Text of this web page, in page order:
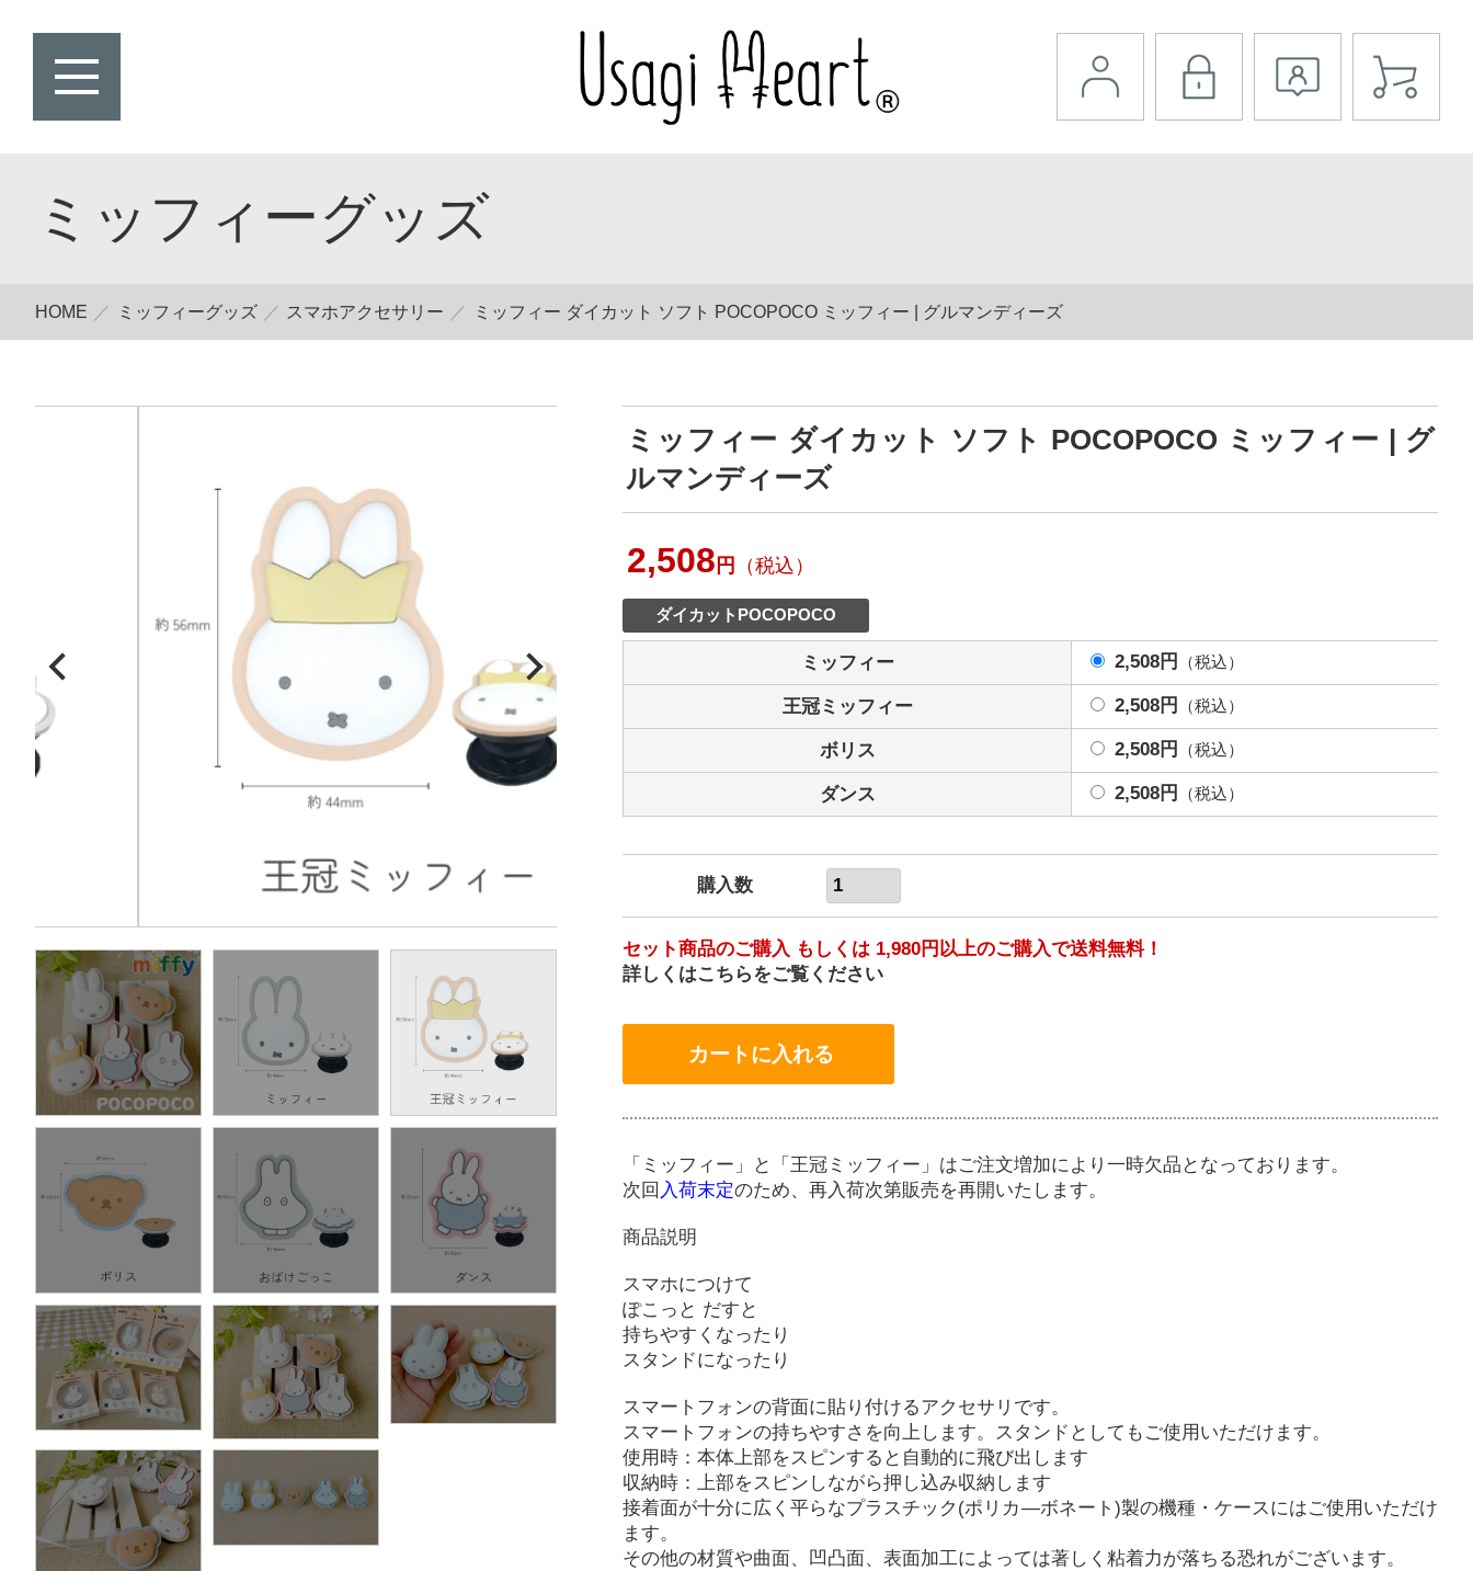
ミッフィーグッズ
HOME ミッフィーグッズ スマホアクセサリー ミッフィー ダイカット ソフト POCOPOCO ミッフィー | グルマンディーズ
ミッフィー ダイカット ソフト POCOPOCO ミッフィー | グ
ルマンディーズ
2,508 円 （税込）
ダイカットPOCOPOCO
ミッフィー 2,508円 （税込）
王冠ミッフィー 2,508円 （税込）
ボリス 2,508円 （税込）
ダンス 2,508円 （税込）
購入数
セット商品のご購入 もしくは 1,980円以上のご購入で送料無料！
詳しくはこちらをご覧ください
「ミッフィー」と「王冠ミッフィー」はご注文増加により一時欠品となっております。
次回 入荷末定のため、再入荷次第販売を再開いたします。
商品説明
スマホにつけて
ぽこっと だすと
持ちやすくなったり
スタンドになったり
スマートフォンの背面に貼り付けるアクセサリです。
スマートフォンの持ちやすさを向上します。スタンドとしてもご使用いただけます。
使用時：本体上部をスピンすると自動的に飛び出します
収納時：上部をスピンしながら押し込み収納します
接着面が十分に広く平らなプラスチック(ポリカ―ボネート)製の機種・ケースにはご使用いただけ
ます。
その他の材質や曲面、凹凸面、表面加工によっては著しく粘着力が落ちる恐れがございます。